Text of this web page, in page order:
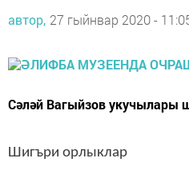
автор, 27 гыйнвар 2020 -
Сәләй Вагыйзов укучылары
Шигъри орлыклар